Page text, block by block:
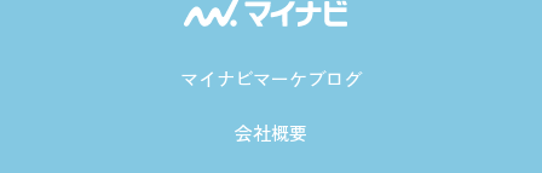
マイナビマーケブログ
会社概要